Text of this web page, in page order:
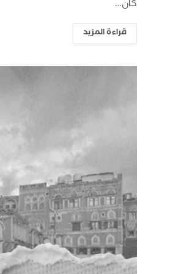
كان…
قراءة المزيد